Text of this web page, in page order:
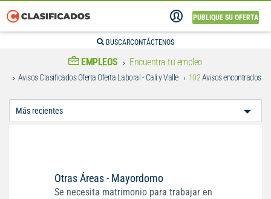
PUBLIQUE SU OFERTA
BUSCARCONTÁCTENOS
EMPLEOS Encuentra tu empleo
Avisos Clasificados Oferta Oferta Laboral - Cali y Valle 102Avisos encontrados
Otras Áreas - Mayordomo
Se necesita matrimonio para trabajar en